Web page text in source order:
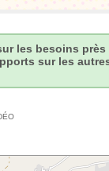
les besoins
sur les